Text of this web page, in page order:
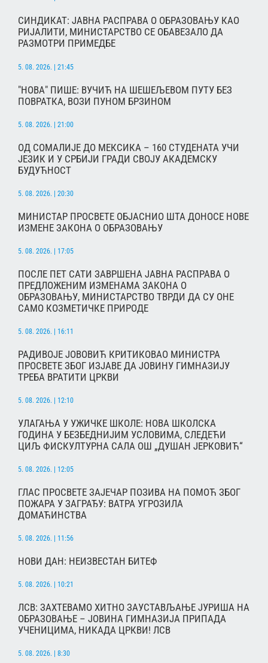
СИНДИКАТ: ЈАВНА РАСПРАВА О ОБРАЗОВАЊУ КАО
РИЈАЛИТИ, МИНИСТАРСТВО СЕ ОБАВЕЗАЛО ДА
РАЗМОТРИ ПРИМЕДБЕ
5. 08. 2026. | 21:45
"НОВА" ПИШЕ: ВУЧИЋ НА ШЕШЕЉЕВОМ ПУТУ БЕЗ
ПОВРАТКА, ВОЗИ ПУНОМ БРЗИНОМ
5. 08. 2026. | 21:00
ОД СОМАЛИЈЕ ДО МЕКСИКА – 160 СТУДЕНАТА УЧИ
ЈЕЗИК И У СРБИЈИ ГРАДИ СВОЈУ АКАДЕМСКУ
БУДУЋНОСТ
5. 08. 2026. | 20:30
МИНИСТАР ПРОСВЕТЕ ОБЈАСНИО ШТА ДОНОСЕ НОВЕ
ИЗМЕНЕ ЗАКОНА О ОБРАЗОВАЊУ
5. 08. 2026. | 17:05
ПОСЛЕ ПЕТ САТИ ЗАВРШЕНА ЈАВНА РАСПРАВА О
ПРЕДЛОЖЕНИМ ИЗМЕНАМА ЗАКОНА О
ОБРАЗОВАЊУ, МИНИСТАРСТВО ТВРДИ ДА СУ ОНЕ
САМО КОЗМЕТИЧКЕ ПРИРОДЕ
5. 08. 2026. | 16:11
РАДИВОЈЕ ЈОВОВИЋ КРИТИКОВАО МИНИСТРА
ПРОСВЕТЕ ЗБОГ ИЗЈАВЕ ДА ЈОВИНУ ГИМНАЗИЈУ
ТРЕБА ВРАТИТИ ЦРКВИ
5. 08. 2026. | 12:10
УЛАГАЊА У УЖИЧКЕ ШКОЛЕ: НОВА ШКОЛСКА
ГОДИНА У БЕЗБЕДНИЈИМ УСЛОВИМА, СЛЕДЕЋИ
ЦИЉ ФИСКУЛТУРНА САЛА ОШ „ДУШАН ЈЕРКОВИЋ“
5. 08. 2026. | 12:05
ГЛАС ПРОСВЕТЕ ЗАЈЕЧАР ПОЗИВА НА ПОМОЋ ЗБОГ
ПОЖАРА У ЗАГРАЂУ: ВАТРА УГРОЗИЛА
ДОМАЋИНСТВА
5. 08. 2026. | 11:56
НОВИ ДАН: НЕИЗВЕСТАН БИТЕФ
5. 08. 2026. | 10:21
ЛСВ: ЗАХТЕВАМО ХИТНО ЗАУСТАВЉАЊЕ ЈУРИША НА
ОБРАЗОВАЊЕ – ЈОВИНА ГИМНАЗИЈА ПРИПАДА
УЧЕНИЦИМА, НИКАДА ЦРКВИ! ЛСВ
5. 08. 2026. | 8:30